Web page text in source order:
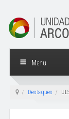
Menu
Destaques